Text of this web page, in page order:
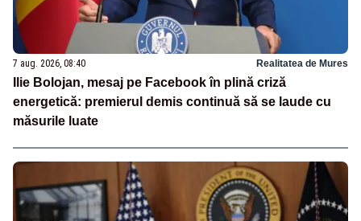
7 aug. 2026, 08:40 Realitatea de Mures
Ilie Bolojan, mesaj pe Facebook în plină criză
energetică: premierul demis continuă să se laude cu
măsurile luate